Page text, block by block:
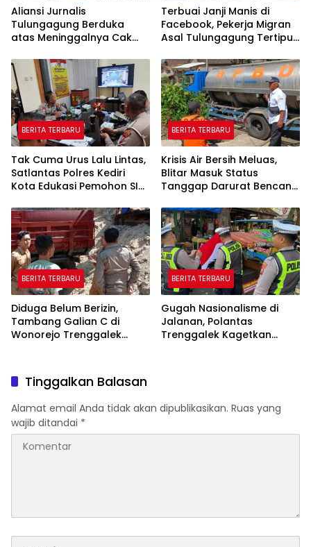
Aliansi Jurnalis
Tulungagung Berduka
atas Meninggalnya Cak
“Beliau Pejuang Keadilan
yang Vokal”
Terbuai Janji Manis di
Facebook, Pekerja Migran
Asal Tulungagung Tertipu
BERITA TERBARU
Tak Cuma Urus Lalu Lintas,
Satlantas Polres Kediri
Kota Edukasi Pemohon SIM
Pelatihan AI
BERITA TERBARU
Krisis Air Bersih Meluas,
Blitar Masuk Status
Tanggap Darurat Bencana
BERITA TERBARU
Diduga Belum Berizin,
Tambang Galian C di
Wonorejo Trenggalek
BERITA TERBARU
Gugah Nasionalisme di
Jalanan, Polantas
Trenggalek Kagetkan
Tinggalkan Balasan
Alamat email Anda tidak akan dipublikasikan. Ruas yang
wajib ditandai *